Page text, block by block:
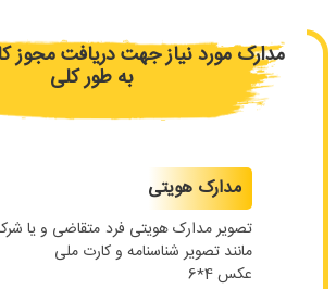
مدارک مورد نیاز جهت دریافت مجوز
به طور کلی
مدارک هویتی
تصویر مدارک هویتی فرد متقاضی و یا
مانند تصویر شناسنامه و کارت ملی
عکس 4*6